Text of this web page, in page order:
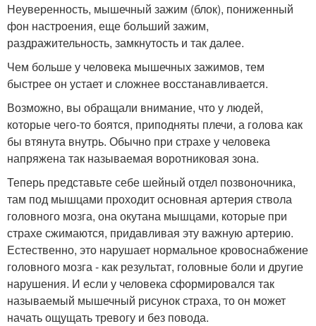
Неуверенность, мышечный зажим (блок), пониженный
фон настроения, еще больший зажим,
раздражительность, замкнутость и так далее.
Чем больше у человека мышечных зажимов, тем
быстрее он устает и сложнее восстанавливается.
Возможно, вы обращали внимание, что у людей,
которые чего-то боятся, приподняты плечи, а голова как
бы втянута внутрь. Обычно при страхе у человека
напряжена так называемая воротниковая зона.
Теперь представьте себе шейный отдел позвоночника,
там под мышцами проходит основная артерия ствола
головного мозга, она окутана мышцами, которые при
страхе сжимаются, придавливая эту важную артерию.
Естественно, это нарушает нормальное кровоснабжение
головного мозга - как результат, головные боли и другие
нарушения. И если у человека сформировался так
называемый мышечный рисунок страха, то он может
начать ощущать тревогу и без повода.